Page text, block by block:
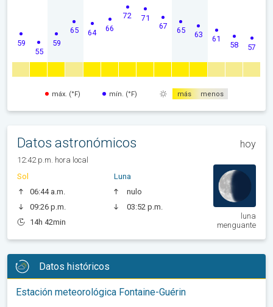
59
55
59
65 64 66
72 71
67 65 63 61
58 57
máx. (°F) mín. (°F) más menos
Datos astronómicos hoy
12:42 p.m. hora local
Sol
06:44 a.m.
09:26 p.m.
14h 42min
Luna
nulo
03:52 p.m.
luna
menguante
Datos históricos
Estación meteorológica Fontaine-Guérin